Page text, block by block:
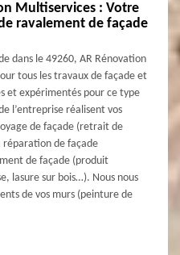
Multiservices : Votre
ravalement de façade
dans le 49260, AR Rénovation
tous les travaux de façade et
et expérimentés pour ce type
l’entreprise réalisent vos
de façade (retrait de
réparation de façade
de façade (produit
lasure sur bois…). Nous nous
de vos murs (peinture de